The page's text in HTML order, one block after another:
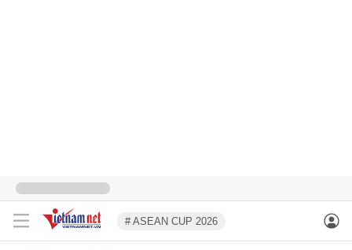
# ASEAN CUP 2026